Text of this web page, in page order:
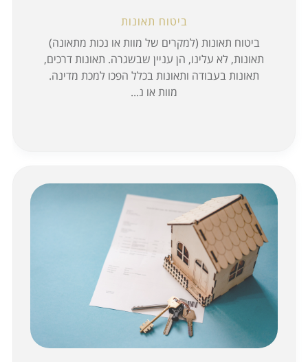
ביטוח תאונות
ביטוח תאונות (למקרים של מוות או נכות מתאונה)
תאונות, לא עלינו, הן עניין שבשגרה. תאונות דרכים,
תאונות בעבודה ותאונות בכלל הפכו למכת מדינה.
מוות או נ...